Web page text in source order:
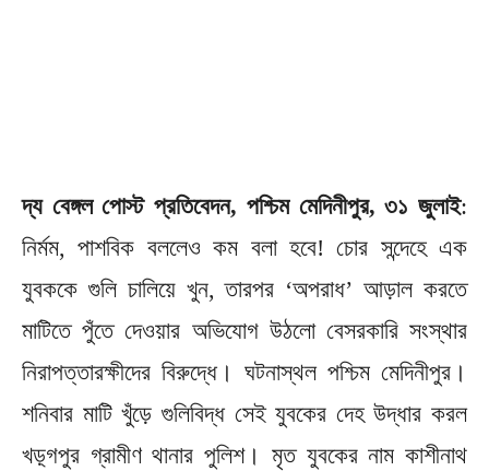
দ্য বেঙ্গল পোস্ট প্রতিবেদন, পশ্চিম মেদিনীপুর, ৩১ জুলাই:
নির্মম, পাশবিক বললেও কম বলা হবে! চোর সন্দেহে এক
যুবককে গুলি চালিয়ে খুন, তারপর ‘অপরাধ’ আড়াল করতে
মাটিতে পুঁতে দেওয়ার অভিযোগ উঠলো বেসরকারি সংস্থার
নিরাপত্তারক্ষীদের বিরুদ্ধে। ঘটনাস্থল পশ্চিম মেদিনীপুর।
শনিবার মাটি খুঁড়ে গুলিবিদ্ধ সেই যুবকের দেহ উদ্ধার করল
খড়্গপুর গ্রামীণ থানার পুলিশ। মৃত যুবকের নাম কাশীনাথ